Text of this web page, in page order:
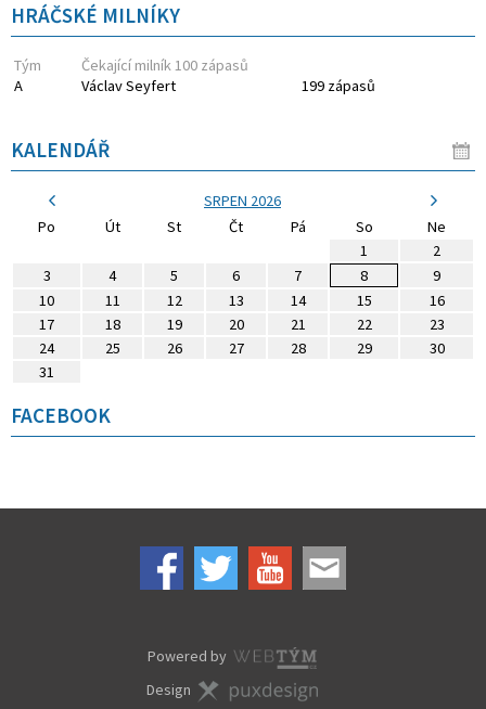
HRÁČSKÉ MILNÍKY
Tým
Čekající milník 100 zápasů
A
Václav Seyfert 199 zápasů
KALENDÁŘ
SRPEN 2026
Po
Út St Čt Pá So
Ne
1
2
3
4 5 6 7 8
9
10
11 12 13 14 15
16
17
18 19 20 21 22
23
24
25 26 27 28 29
30
31
FACEBOOK
Powered by
Design